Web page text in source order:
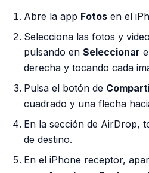
Abre la app Fotos en el
Selecciona las fotos y
pulsando en Seleccionar
derecha y tocando cada
Pulsa el botón de
cuadrado y una flecha
En la sección de AirDrop,
de destino.
En el iPhone receptor,